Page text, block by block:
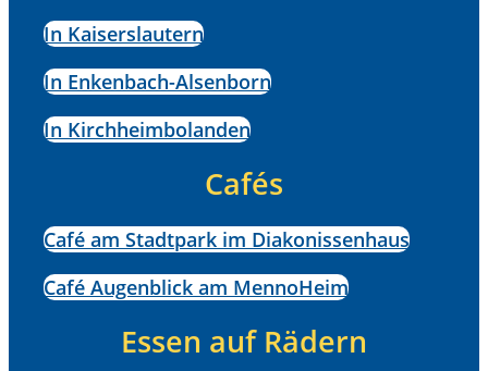
In Kaiserslautern
In Enkenbach-Alsenborn
In Kirchheimbolanden
Cafés
Café am Stadtpark im Diakonissenhaus
Café Augenblick am MennoHeim
Essen auf Rädern